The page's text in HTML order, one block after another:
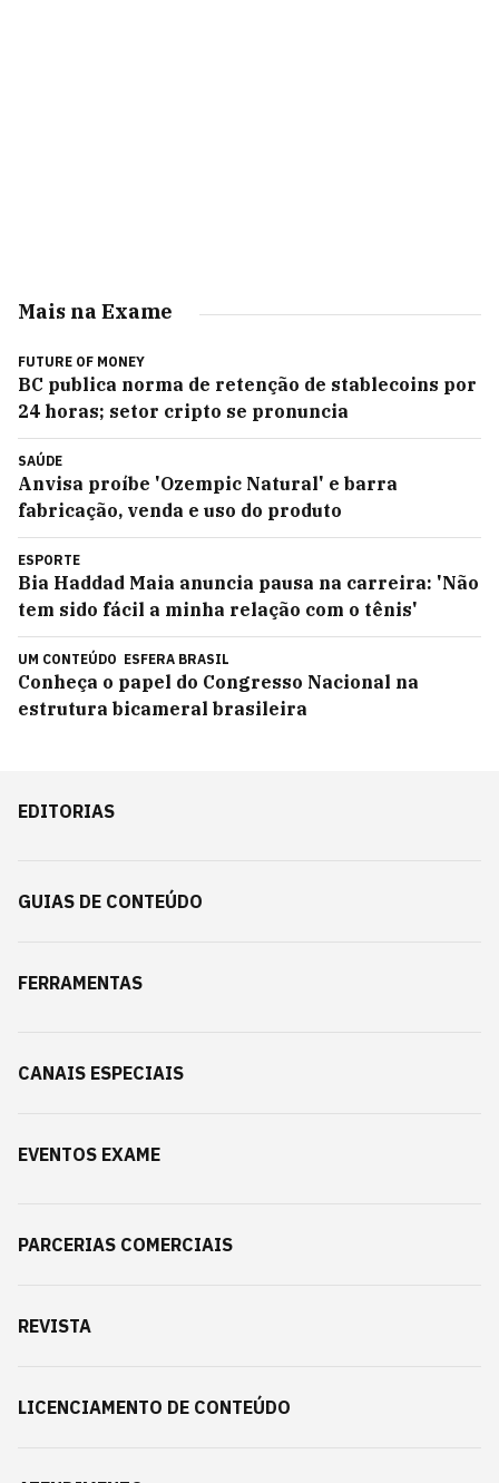
Mais na Exame
FUTURE OF MONEY
BC publica norma de retenção de stablecoins por
24 horas; setor cripto se pronuncia
SAÚDE
Anvisa proíbe 'Ozempic Natural' e barra
fabricação, venda e uso do produto
ESPORTE
Bia Haddad Maia anuncia pausa na carreira: 'Não
tem sido fácil a minha relação com o tênis'
UM CONTEÚDO ESFERA BRASIL
Conheça o papel do Congresso Nacional na
estrutura bicameral brasileira
EDITORIAS
GUIAS DE CONTEÚDO
FERRAMENTAS
CANAIS ESPECIAIS
EVENTOS EXAME
PARCERIAS COMERCIAIS
REVISTA
LICENCIAMENTO DE CONTEÚDO